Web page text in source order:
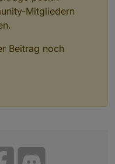
Mitgliedern
Beitrag noch